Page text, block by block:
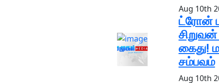
Aug 10th
ட்ரோன்
சிறுவன்
கைது!
சம்பவம்
Aug 10th